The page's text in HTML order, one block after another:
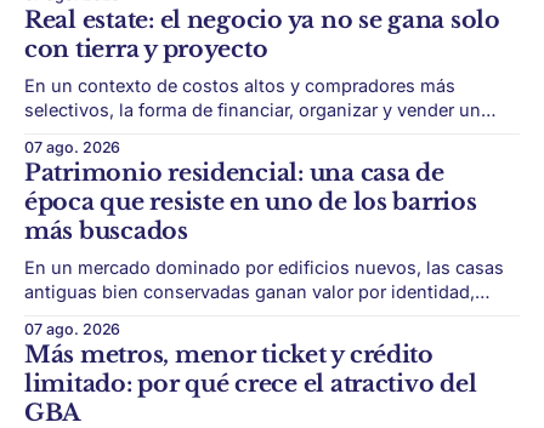
transporte puede cambiar el mapa inmobiliario de una
ciudad. La futura Línea F del subte busca mejorar la
conexión
Real estate: el negocio ya no se gana solo
con tierra y proyecto
En un contexto de costos altos y compradores más
selectivos, la forma de financiar, organizar y vender un
éxito de un desarrollo inmobiliario ya no depende solo de
conseguir un buen terreno. En un mercado más exigente,
la estructura financiera, legal
07 ago. 2026
Patrimonio residencial: una casa de
época que resiste en uno de los barrios
más buscados
En un mercado dominado por edificios nuevos, las casas
antiguas bien conservadas ganan valor por identidad,
algunas piezas residenciales que cuentan otra historia del
barrio. En medio de torres, edificios nuevos y proyectos
premium, todavía aparecen casas de más de 100 años
07 ago. 2026
Más metros, menor ticket y crédito
limitado: por qué crece el atractivo del
GBA